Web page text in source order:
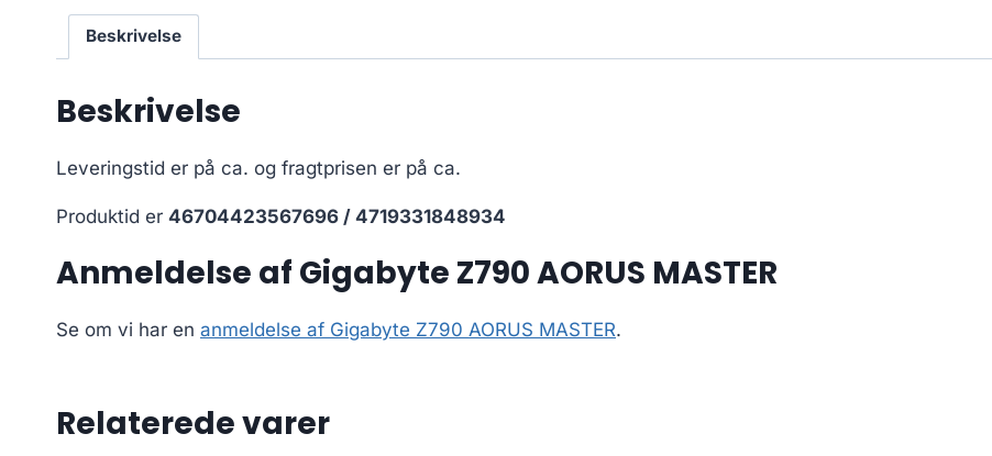
Beskrivelse
Beskrivelse
Leveringstid er på ca. og fragtprisen er på ca.
Produktid er 46704423567696 / 4719331848934
Anmeldelse af Gigabyte Z790 AORUS MASTER
Se om vi har en anmeldelse af Gigabyte Z790 AORUS MASTER.
Relaterede varer